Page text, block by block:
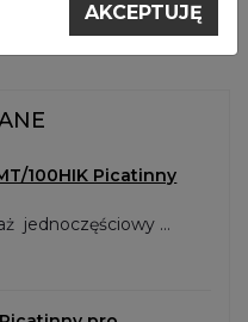
100HIK Picatinny
jednoczęściowy
Picatinny.Długość
umożliwia to
AKCEPTUJĘ